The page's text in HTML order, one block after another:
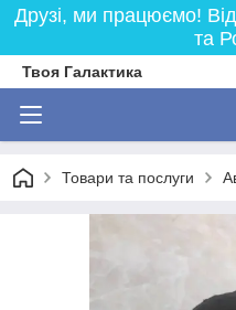
Друзі, ми працюємо!
та
Твоя Галактика
Товари та послуги